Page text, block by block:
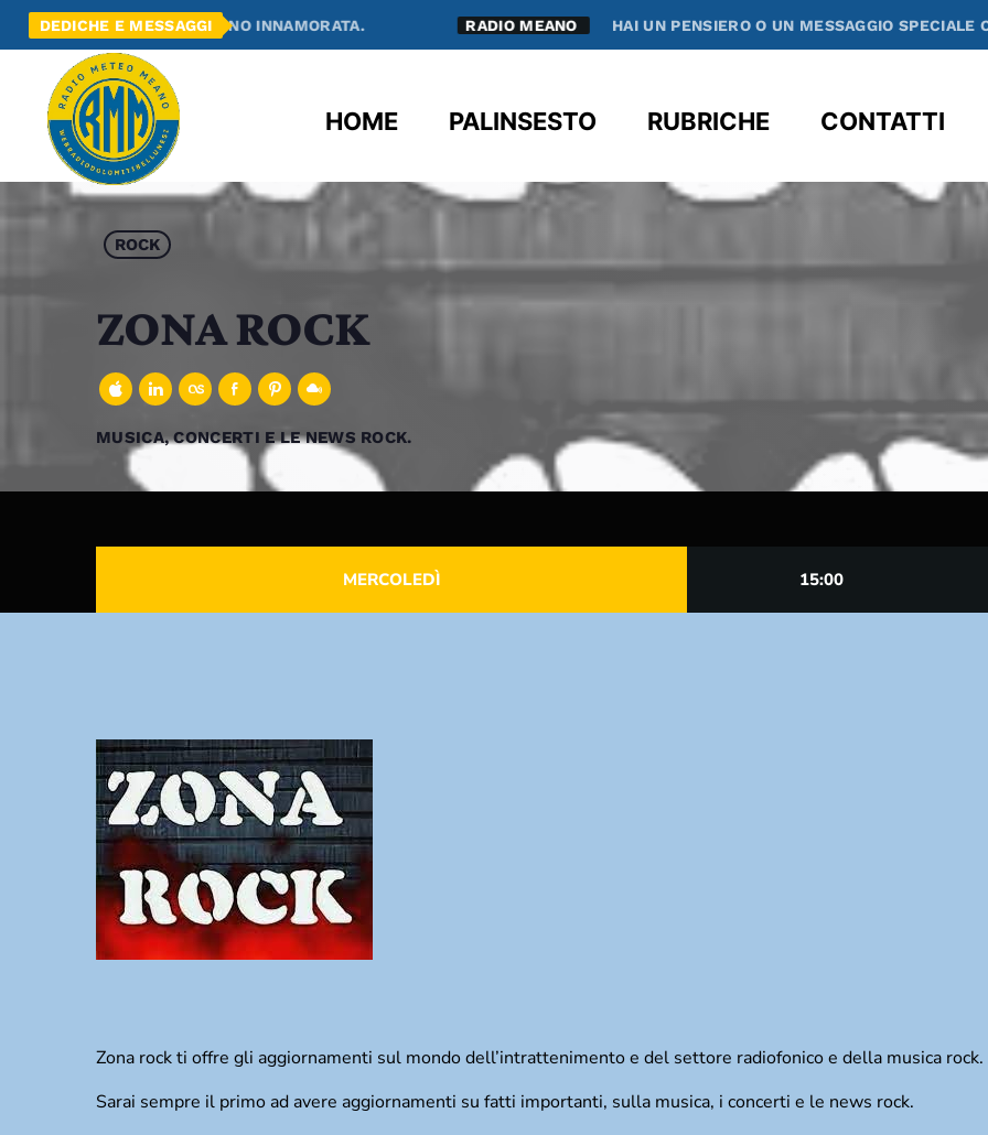
DEDICHE E MESSAGGI
E ME NE SONO INNAMORATA. RADIO MEANO HAI UN PENSIERO O UN MESSAGGIO SPECIALE CHE VUOI
HOME PALINSESTO RUBRICHE CONTATTI
ROCK
ZONA ROCK
MUSICA, CONCERTI E LE NEWS ROCK.
MERCOLEDÌ 15:00
Zona rock ti offre gli aggiornamenti sul mondo dell’intrattenimento e del settore radiofonico e della musica rock.
Sarai sempre il primo ad avere aggiornamenti su fatti importanti, sulla musica, i concerti e le news rock.